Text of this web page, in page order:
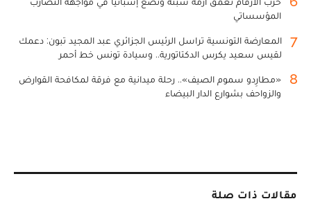
المؤسساتي
7
المعارضة التونسية تراسل الرئيس الجزائري عبد المجيد تبون: دعمك
لقيس سعيد يكرس الدكتاتورية.. وسيادة تونس خط أحمر
8
«مطارِدو سموم الصيف».. رحلة ميدانية مع فرقة لمكافحة القوارض
والزواحف بشوارع الدار البيضاء
مقالات ذات صلة